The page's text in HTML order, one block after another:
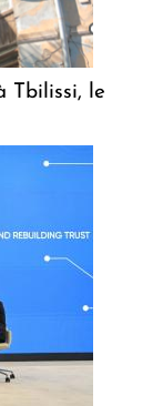
Tbilissi, le